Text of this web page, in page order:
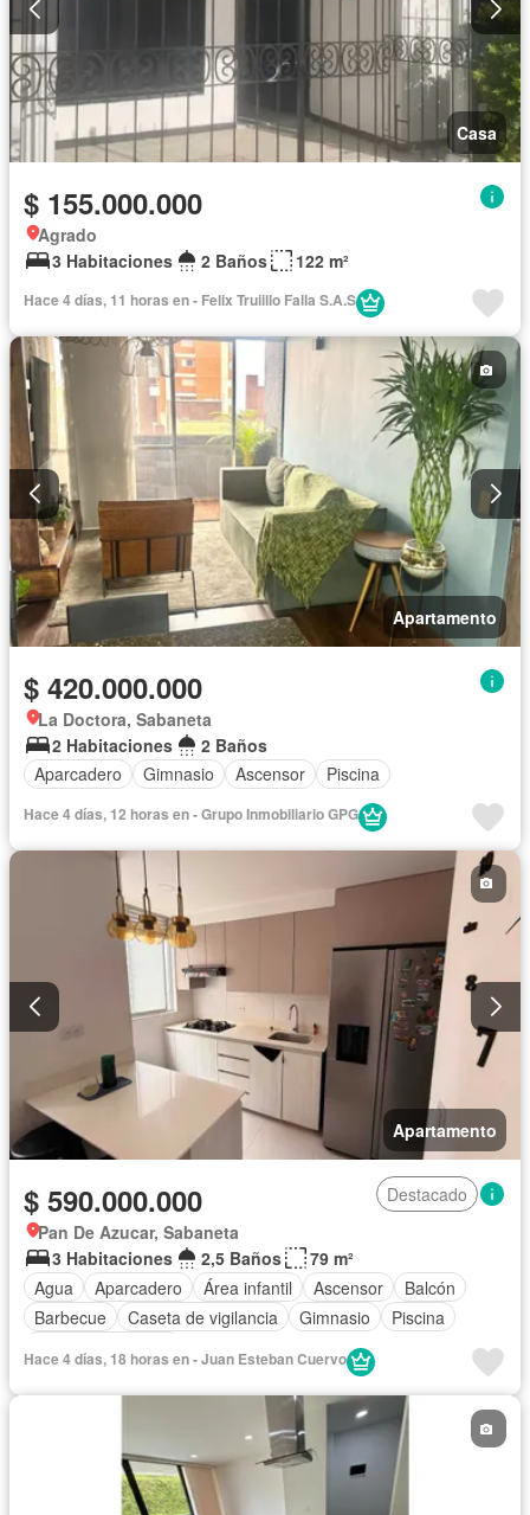
Casa
$ 155.000.000
Agrado
3 Habitaciones
2 Baños 122 m²
Hace 4 días, 11 horas en - Felix Truiillo Falla S.A.S
Apartamento
$ 420.000.000
La Doctora, Sabaneta
2 Habitaciones
2 Baños
Aparcadero
Gimnasio Ascensor Piscina
Hace 4 días, 12 horas en - Grupo Inmobiliario GPG
Apartamento
$ 590.000.000
Destacado
Pan De Azucar, Sabaneta
3 Habitaciones
2,5 Baños
79 m²
Agua
Aparcadero Área infantil Ascensor
Balcón
Barbecue
Caseta de vigilancia Gimnasio
Piscina
Hace 4 días, 18 horas en - Juan Esteban Cuervo